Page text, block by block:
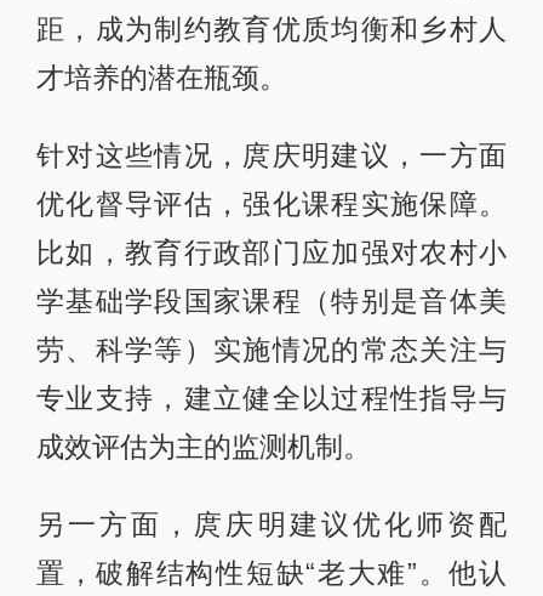
距，成为制约教育优质均衡和乡村人
才培养的潜在瓶颈。
针对这些情况，庹庆明建议，一方面
优化督导评估，强化课程实施保障。
比如，教育行政部门应加强对农村小
学基础学段国家课程（特别是音体美
劳、科学等）实施情况的常态关注与
专业支持，建立健全以过程性指导与
成效评估为主的监测机制。
另一方面，庹庆明建议优化师资配
置，破解结构性短缺“老大难”。他认